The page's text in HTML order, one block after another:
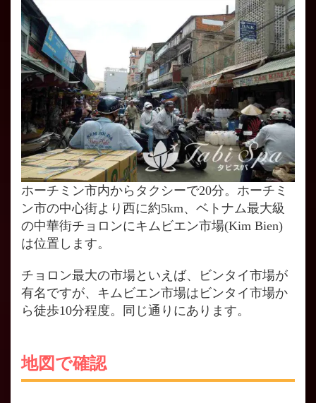
ホーチミン市内からタクシーで20分。ホーチミ
ン市の中心街より西に約5km、ベトナム最大級
の中華街チョロンにキムビエン市場(Kim Bien)
は位置します。
チョロン最大の市場といえば、ビンタイ市場が
有名ですが、キムビエン市場はビンタイ市場か
ら徒歩10分程度。同じ通りにあります。
地図で確認